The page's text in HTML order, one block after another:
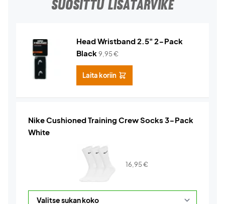
SUOSITTU LISÄTARVIKE
Head Wristband 2.5" 2-Pack
Black9,95€
Laita koriin
Nike Cushioned Training Crew Socks 3-Pack
White
16,95€